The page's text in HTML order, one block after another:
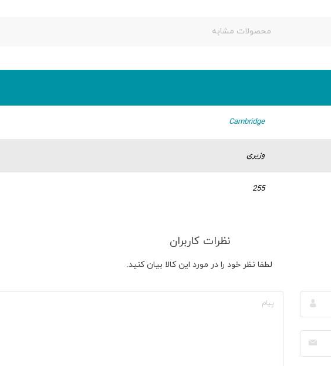
محصولات مشابه
Cambridge
وزیری
255
نظرات کاربران
لطفا نظر خود را در مورد این کالا بیان کنید.